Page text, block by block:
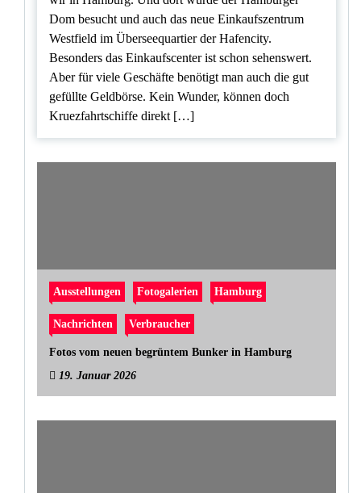
Dom besucht und auch das neue Einkaufszentrum
Westfield im Überseequartier der Hafencity.
Besonders das Einkaufscenter ist schon sehenswert.
Aber für viele Geschäfte benötigt man auch die gut
gefüllte Geldbörse. Kein Wunder, können doch
Kruezfahrtschiffe direkt […]
Ausstellungen Fotogalerien Hamburg
Nachrichten Verbraucher
Fotos vom neuen begrüntem Bunker in Hamburg
19. Januar 2026